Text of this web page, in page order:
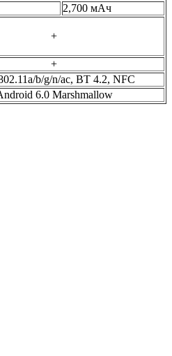
2,700 мАч
+
+
b/g/n/ac, BT 4.2, NFC
6.0 Marshmallow